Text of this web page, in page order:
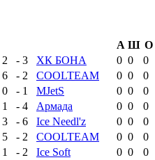
А Ш О
2 - 3 ХК БОНА 0 0
0
6 - 2 COOLTEAM 0 0
0
0 - 1 MJetS 0 0
0
1 - 4 Армада 0 0
0
3 - 6 Ice Needl'z 0 0
0
5 - 2 COOLTEAM 0 0
0
1 - 2 Ice Soft 0 0
0